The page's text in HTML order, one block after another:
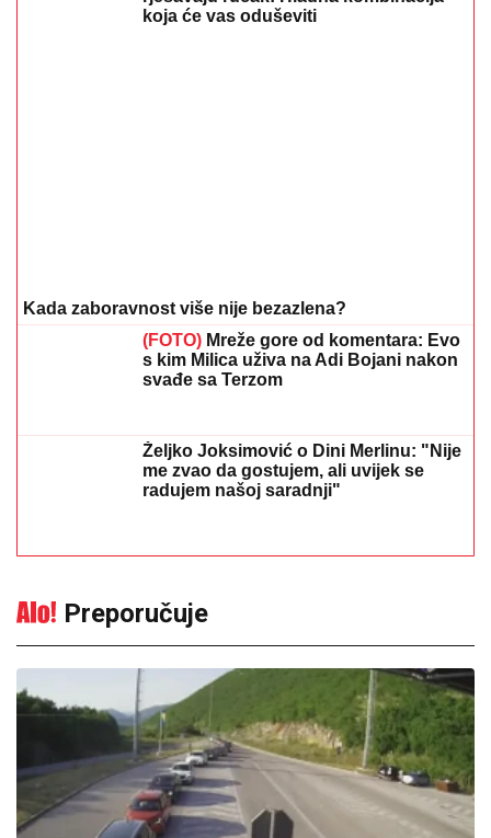
Šta dete nasleđuje od oca, a šta od majke? Sve što
akcijskoj ceni od 19.990€ do 31.8.
Marija (3) se igrala u dvorištu i samo je nestala: Posle
42 godine otac je pronašao, zanemeo je kada je saznao